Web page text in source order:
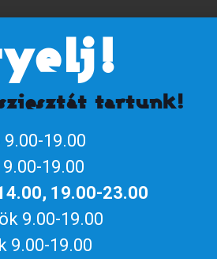
biztosított alkalmak).
csoportok
tartunk!
19.00
19.00
19.00-23.00
9.00-19.00
9.00-19.00